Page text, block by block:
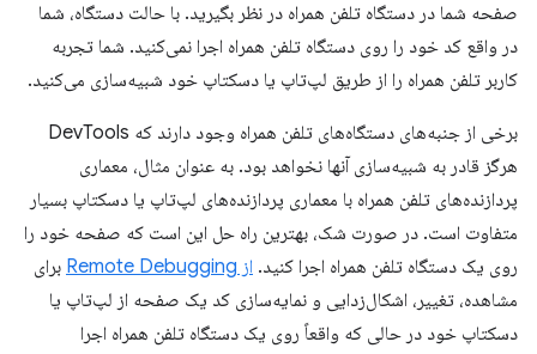
صفحه شما در دستگاه تلفن همراه در نظر بگیرید. با حالت دستگاه، شما
در واقع کد خود را روی دستگاه تلفن همراه اجرا نمی‌کنید. شما تجربه
کاربر تلفن همراه را از طریق لپ‌تاپ یا دسکتاپ خود شبیه‌سازی می‌کنید.
برخی از جنبه‌های دستگاه‌های تلفن همراه وجود دارند که DevTools
هرگز قادر به شبیه‌سازی آنها نخواهد بود. به عنوان مثال، معماری
پردازنده‌های تلفن همراه با معماری پردازنده‌های لپ‌تاپ یا دسکتاپ بسیار
متفاوت است. در صورت شک، بهترین راه حل این است که صفحه خود را
روی یک دستگاه تلفن همراه اجرا کنید. از Remote Debugging
برای
مشاهده، تغییر، اشکال‌زدایی و نمایه‌سازی کد یک صفحه از لپ‌تاپ یا
دسکتاپ خود در حالی که واقعاً روی یک دستگاه تلفن همراه اجرا